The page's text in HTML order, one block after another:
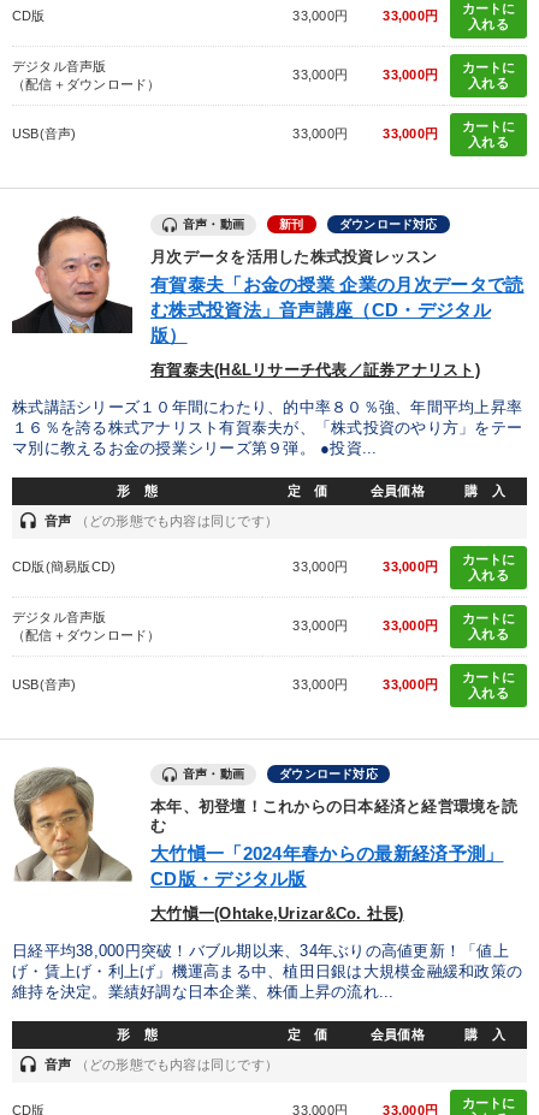
CD版 33,000円 33,000円
カートに
入れる
デジタル音声版
（配信＋ダウンロード）
33,000円 33,000円
カートに
入れる
USB(音声) 33,000円 33,000円
カートに
入れる
音声・動画 新刊 ダウンロード対応
月次データを活用した株式投資レッスン
有賀泰夫「お金の授業 企業の月次データで読
む株式投資法」音声講座（CD・デジタル
版）
有賀泰夫(H&Lリサーチ代表／証券アナリスト)
株式講話シリーズ１０年間にわたり、的中率８０％強、年間平均上昇率
１６％を誇る株式アナリスト有賀泰夫が、「株式投資のやり方」をテー
マ別に教えるお金の授業シリーズ第９弾。 ●投資...
形 態 定 価 会員価格 購 入
headset 音声 （どの形態でも内容は同じです）
CD版(簡易版CD) 33,000円 33,000円
カートに
入れる
デジタル音声版
（配信＋ダウンロード）
33,000円 33,000円
カートに
入れる
USB(音声) 33,000円 33,000円
カートに
入れる
音声・動画 ダウンロード対応
本年、初登壇！これからの日本経済と経営環境を読
む
大竹愼一「2024年春からの最新経済予測」
CD版・デジタル版
大竹愼一(Ohtake,Urizar&Co. 社長)
日経平均38,000円突破！バブル期以来、34年ぶりの高値更新！「値上
げ・賃上げ・利上げ」機運高まる中、植田日銀は大規模金融緩和政策の
維持を決定。業績好調な日本企業、株価上昇の流れ...
形 態 定 価 会員価格 購 入
headset 音声 （どの形態でも内容は同じです）
CD版 33,000円 33,000円
カートに